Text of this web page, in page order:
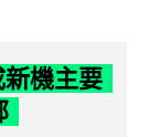
機主要